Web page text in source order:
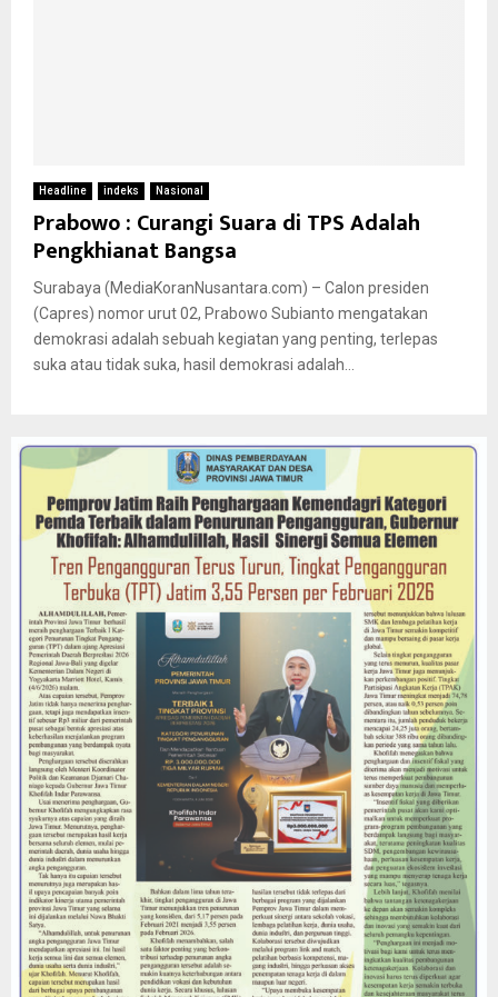
Headline indeks Nasional
Prabowo : Curangi Suara di TPS Adalah
Pengkhianat Bangsa
Surabaya (MediaKoranNusantara.com) – Calon presiden
(Capres) nomor urut 02, Prabowo Subianto mengatakan
demokrasi adalah sebuah kegiatan yang penting, terlepas
suka atau tidak suka, hasil demokrasi adalah...